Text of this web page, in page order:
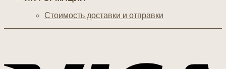
Стоимость доставки и отправки